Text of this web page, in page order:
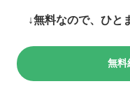
↓無料なので、ひと
無料